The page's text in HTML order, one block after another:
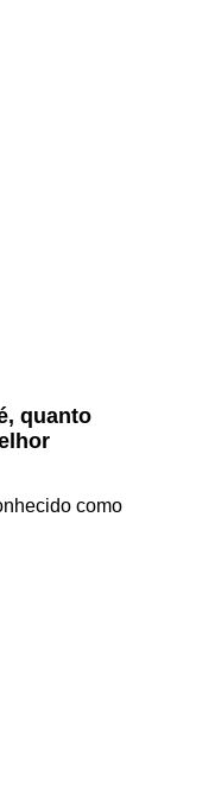
quanto
como